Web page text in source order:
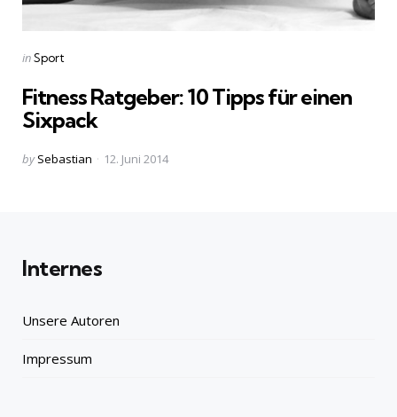
Categories
Posted
inSport
Fitness Ratgeber: 10 Tipps für einen
Sixpack
Posted
by Sebastian 12. Juni 2014
Internes
Unsere Autoren
Impressum